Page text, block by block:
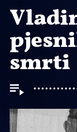
smrti